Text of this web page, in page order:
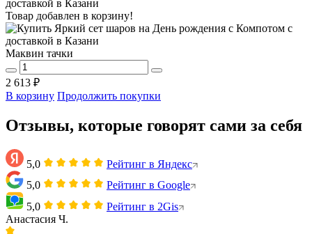
Товар добавлен в корзину!
Маквин тачки
2 613 ₽
В корзину Продолжить покупки
Отзывы, которые говорят сами за себя
5,0
Рейтинг в Яндекс
5,0
Рейтинг в Google
5,0
Рейтинг в 2Gis
Анастасия Ч.